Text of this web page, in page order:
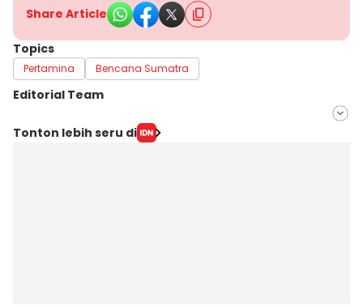
Share Article
Topics
Pertamina Bencana Sumatra
Editorial Team
Editor
Tonton lebih seru di